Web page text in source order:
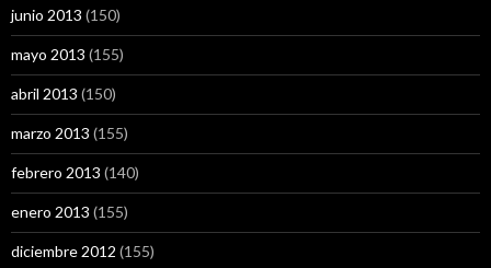
junio 2013 (150)
mayo 2013 (155)
abril 2013 (150)
marzo 2013 (155)
febrero 2013 (140)
enero 2013 (155)
diciembre 2012 (155)